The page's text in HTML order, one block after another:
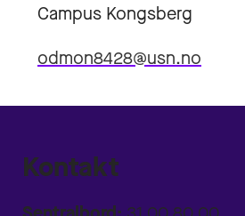
Campus Kongsberg
odmon8428@usn.no
Kontakt